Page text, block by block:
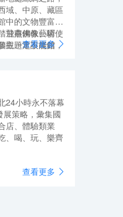
域、中原、藏區
中的文物豐富多
飛燕銅像、驛使
觀一定不能錯
甘肅佛教藝術
主題常設展館，
般走馬觀花參
核心展覽，有
銅像的造型現在
站穩，展示了古
之寶。有名的
在已經是中國郵
絲路上的眾多
還有伊斯蘭教在
覽，這裡有從
煌巨大的寺院。
查看更多
24小時永不落幕
展策略，彙集國
店、體驗類業
、喝、玩、樂齊
查看更多